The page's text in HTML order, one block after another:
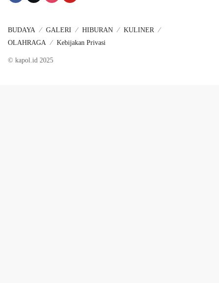
BUDAYA GALERI HIBURAN
KULINER
OLAHRAGA
Kebijakan Privasi
© kapol.id 2025